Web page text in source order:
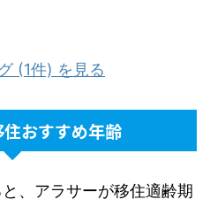
(1件) を見る
おすすめ年齢
、アラサーが移住適齢期